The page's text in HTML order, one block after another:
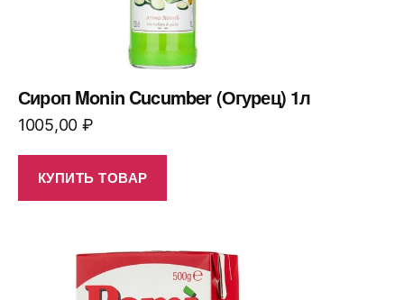
Сироп Monin Cucumber (Огурец) 1л
1005,00 ₽
КУПИТЬ ТОВАР